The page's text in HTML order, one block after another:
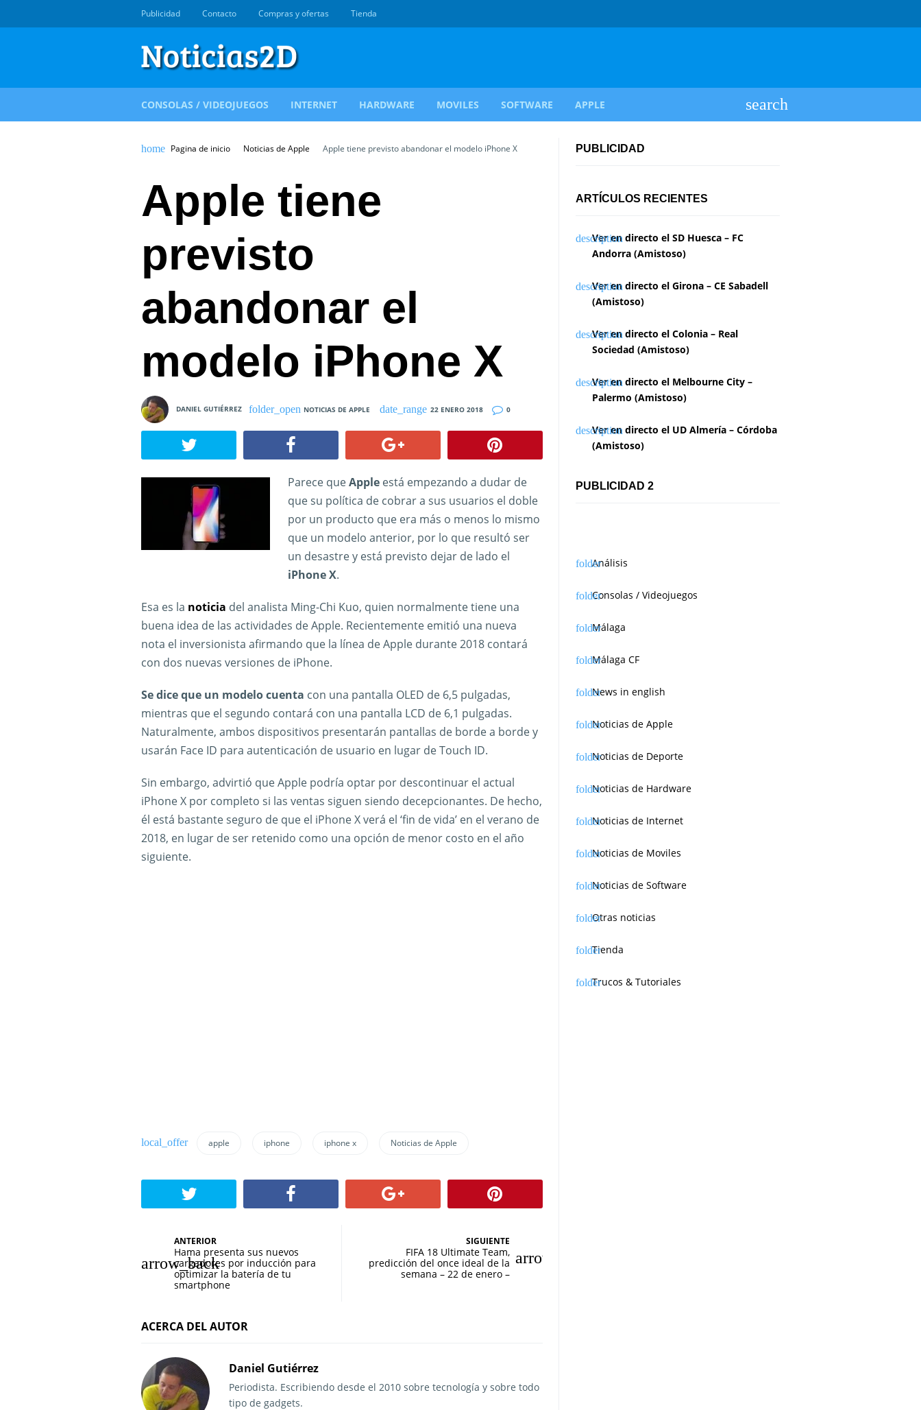
Publicidad Contacto Compras y ofertas Tienda
CONSOLAS / VIDEOJUEGOS INTERNET HARDWARE MOVILES SOFTWARE APPLE
Pagina de inicio Noticias de Apple Apple tiene previsto abandonar el modelo iPhone X
Apple tiene
previsto
abandonar el
modelo iPhone X
DANIEL GUTIÉRREZ NOTICIAS DE APPLE 22 ENERO 2018 0
Parece queAppleestá empezando a dudar de
que su política de cobrar a sus usuarios el doble
por un producto que era más o menos lo mismo
que un modelo anterior, por lo que resultó ser
un desastre y está previsto dejar de lado el
iPhone X.
Esa es la noticia del analista Ming-Chi Kuo, quien normalmente tiene una
buena idea de las actividades de Apple. Recientemente emitió una nueva
nota el inversionista afirmando que la línea de Apple durante 2018 contará
con dos nuevas versiones de iPhone.
Se dice que un modelo cuenta con una pantalla OLED de 6,5 pulgadas,
mientras que el segundo contará con una pantalla LCD de 6,1 pulgadas.
Naturalmente, ambos dispositivos presentarán pantallas de borde a borde y
usarán Face ID para autenticación de usuario en lugar de Touch ID.
Sin embargo, advirtió que Apple podría optar por descontinuar el actual
iPhone X por completo si las ventas siguen siendo decepcionantes. De hecho,
él está bastante seguro de que el iPhone X verá el ‘fin de vida’ en el verano de
2018, en lugar de ser retenido como una opción de menor costo en el año
siguiente.
apple iphone iphone x Noticias de Apple
a
e
a
c
ANTERIOR
Hama presenta sus nuevos
cargadores por inducción para
optimizar la batería de tu
smartphone
SIGUIENTE
FIFA 18 Ultimate Team,
predicción del once ideal de la
semana – 22 de enero –
ACERCA DEL AUTOR
Daniel Gutiérrez
Periodista. Escribiendo desde el 2010 sobre tecnología y sobre todo
tipo de gadgets.
PUBLICIDAD
ARTÍCULOS RECIENTES
Ver en directo el SD Huesca – FC
Andorra (Amistoso)
Ver en directo el Girona – CE Sabadell
(Amistoso)
Ver en directo el Colonia – Real
Sociedad (Amistoso)
Ver en directo el Melbourne City –
Palermo (Amistoso)
Ver en directo el UD Almería – Córdoba
(Amistoso)
PUBLICIDAD 2
Análisis
Consolas / Videojuegos
Málaga
Málaga CF
News in english
Noticias de Apple
Noticias de Deporte
Noticias de Hardware
Noticias de Internet
Noticias de Moviles
Noticias de Software
Otras noticias
Tienda
Trucos & Tutoriales